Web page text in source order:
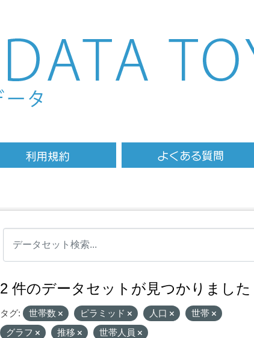
2 件のデータセットが見つかりました
タグ: 世帯数 ピラミッド 人口
世帯
グラフ
推移 世帯人員